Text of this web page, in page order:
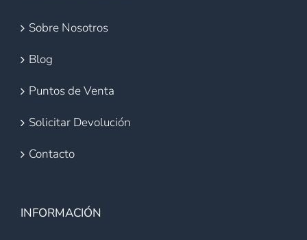
Sobre Nosotros
Blog
Puntos de Venta
Solicitar Devolución
Contacto
INFORMACIÓN